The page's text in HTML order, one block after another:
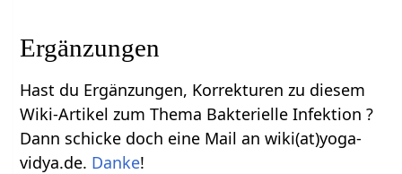
Ergänzungen
Hast du Ergänzungen, Korrekturen zu diesem
Wiki-Artikel zum Thema Bakterielle Infektion ?
Dann schicke doch eine Mail an wiki(at)yoga-
vidya.de. Danke!